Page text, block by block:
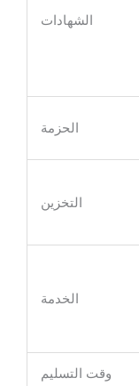
الشهادات
الحزمة
التخزين
الخدمة
وقت التسليم